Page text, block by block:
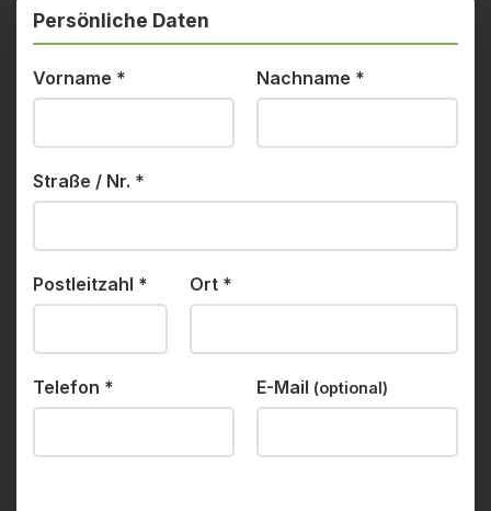
Persönliche Daten
Vorname * Nachname *
Straße / Nr. *
Postleitzahl * Ort *
Telefon * E-Mail (optional)